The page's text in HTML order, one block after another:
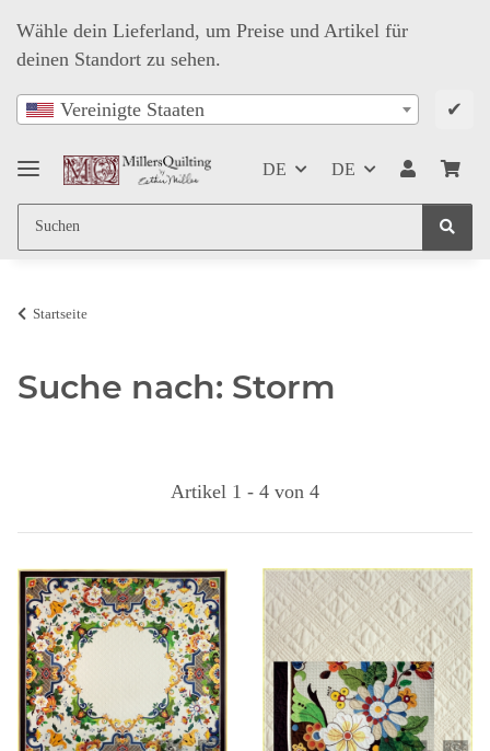
Wähle dein Lieferland, um Preise und Artikel für
deinen Standort zu sehen.
Vereinigte Staaten ✔
DE DE
Startseite
Suche nach: Storm
Artikel 1 - 4 von 4